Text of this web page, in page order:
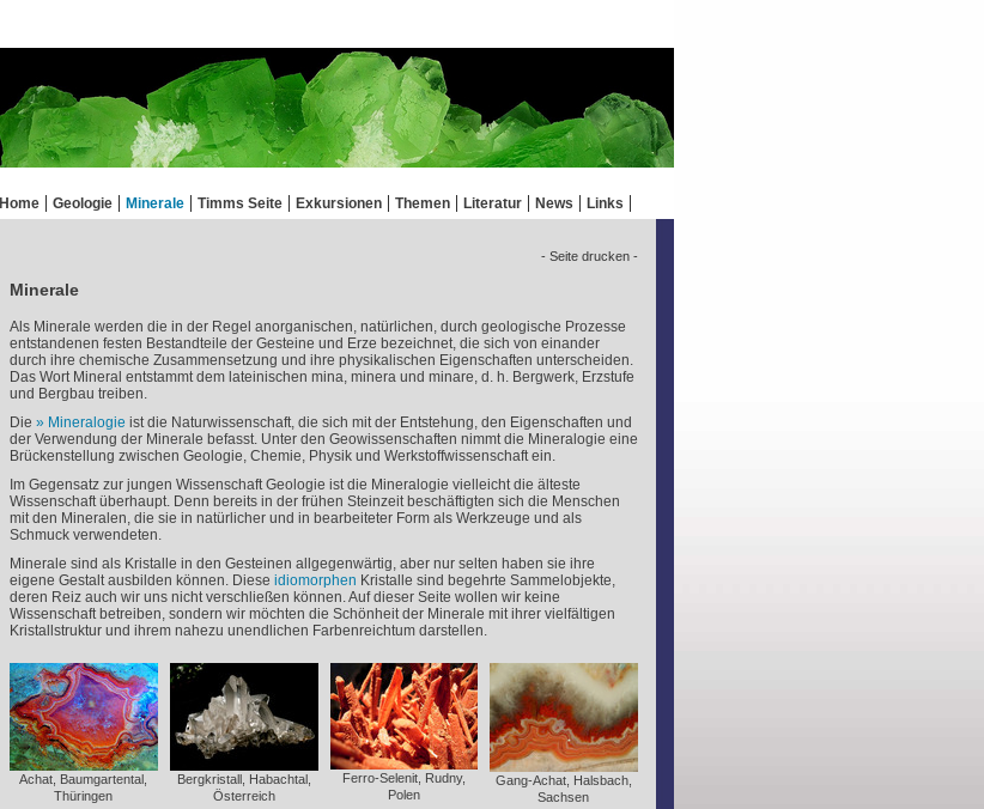
Home Geologie Minerale Timms Seite Exkursionen Themen Literatur News Links
- Seite drucken -
Minerale
Als Minerale werden die in der Regel anorganischen, natürlichen, durch geologische Prozesse
entstandenen festen Bestandteile der Gesteine und Erze bezeichnet, die sich von einander
durch ihre chemische Zusammensetzung und ihre physikalischen Eigenschaften unterscheiden.
Das Wort Mineral entstammt dem lateinischen mina, minera und minare, d. h. Bergwerk, Erzstufe
und Bergbau treiben.
Die
Mineralogie ist die Naturwissenschaft, die sich mit der Entstehung, den Eigenschaften und
der Verwendung der Minerale befasst. Unter den Geowissenschaften nimmt die Mineralogie eine
Brückenstellung zwischen Geologie, Chemie, Physik und Werkstoffwissenschaft ein.
Im Gegensatz zur jungen Wissenschaft Geologie ist die Mineralogie vielleicht die älteste
Wissenschaft überhaupt. Denn bereits in der frühen Steinzeit beschäftigten sich die Menschen
mit den Mineralen, die sie in natürlicher und in bearbeiteter Form als Werkzeuge und als
Schmuck verwendeten.
Minerale sind als Kristalle in den Gesteinen allgegenwärtig, aber nur selten haben sie ihre
eigene Gestalt ausbilden können. Diese idiomorphen Kristalle sind begehrte Sammelobjekte,
deren Reiz auch wir uns nicht verschließen können. Auf dieser Seite wollen wir keine
Wissenschaft betreiben, sondern wir möchten die Schönheit der Minerale mit ihrer vielfältigen
Kristallstruktur und ihrem nahezu unendlichen Farbenreichtum darstellen.
Achat, Baumgartental,
Thüringen
Bergkristall, Habachtal,
Österreich
Ferro-Selenit, Rudny,
Polen
Gang-Achat, Halsbach,
Sachsen